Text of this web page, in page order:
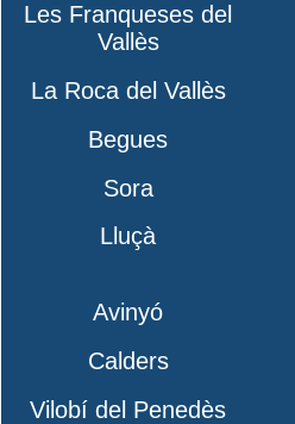
Les Franqueses del
Vallès
La Roca del Vallès
Begues
Sora
Lluçà
Avinyó
Calders
Vilobí del Penedès